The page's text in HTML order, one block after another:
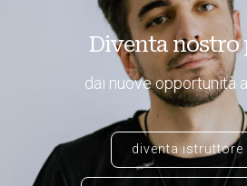
Diventa nostro
dai nuove opportunità
diventa istruttore